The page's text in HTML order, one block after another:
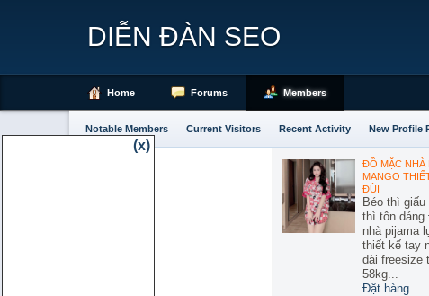
ĐỒ MẶC NHÀ
MANGO
ĐÙI
Béo thì giấu
thì tôn dáng
nhà pijama
thiết kế tay
dài freesize
58kg...
Đặt hàng
DIỄN ĐÀN SEO
Home Forums Members
Notable Members Current Visitors Recent Activity New Profile
(x)